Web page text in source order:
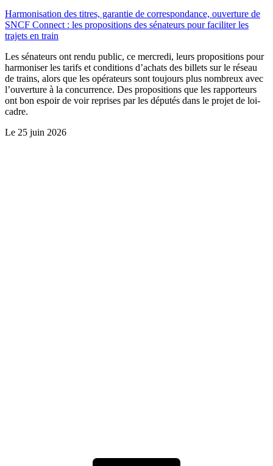
Harmonisation des titres, garantie de correspondance, ouverture de
SNCF Connect : les propositions des sénateurs pour faciliter les
trajets en train
Les sénateurs ont rendu public, ce mercredi, leurs propositions pour
harmoniser les tarifs et conditions d’achats des billets sur le réseau
de trains, alors que les opérateurs sont toujours plus nombreux avec
l’ouverture à la concurrence. Des propositions que les rapporteurs
ont bon espoir de voir reprises par les députés dans le projet de loi-
cadre.
Le 25 juin 2026